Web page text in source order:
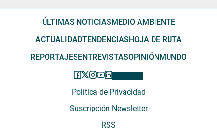
ÚLTIMAS NOTICIAS MEDIO AMBIENTE
ACTUALIDADTENDENCIAS HOJA DE RUTA
REPORTAJES ENTREVISTASOPINIÓN MUNDO
Política de Privacidad
Suscripción Newsletter
RSS